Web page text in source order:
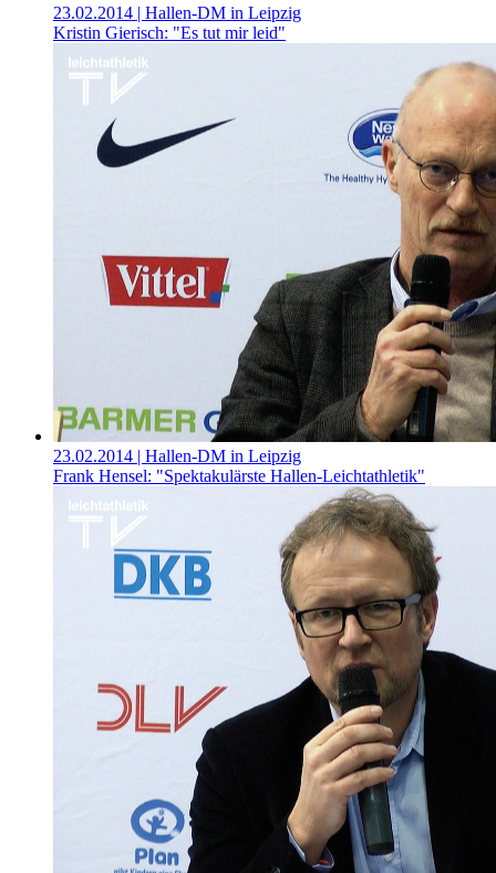
23.02.2014 | Hallen-DM in Leipzig
Kristin Gierisch: "Es tut mir leid"
23.02.2014 | Hallen-DM in Leipzig
Frank Hensel: "Spektakulärste Hallen-Leichtathletik"